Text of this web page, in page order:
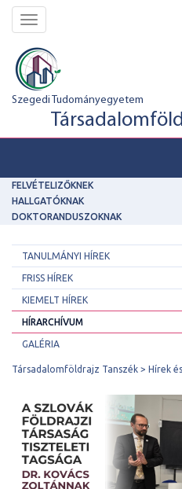
Toggle
navigation
Szegedi Tudományegyetem
FELVÉTELIZŐKNEK
HALLGATÓKNAK
DOKTORANDUSZOKNAK
TANULMÁNYI HÍREK
FRISS HÍREK
KIEMELT HÍREK
HÍRARCHÍVUM
GALÉRIA
Társadalomföldrajz Tanszék Hírek